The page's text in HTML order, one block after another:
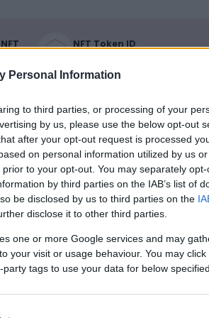
Personal Information
to third parties, or processing of your
by us, please use the below opt-out
after your opt-out request is processed
on personal information utilized by us
to your opt-out. You may separately
by third parties on the IAB’s list of
be disclosed by us to third parties on the
disclose it to other third parties.
one or more Google services and may
your visit or usage behaviour. You may
tags to use your data for below
NFT Token ID
Blockchain
Scadenza
stoccaggio
N/A
DESCRIZIONE
Il vino San Leonardo
un'eccellenza nel panorama
enologico italiano, frutto della
visione innovativa del
Carlo Guerrieri Gonzaga ed è
vino simbolo della tenuta, un
classico taglio bordolese che